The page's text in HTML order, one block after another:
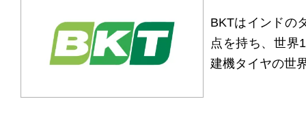
BKTはインドの
点を持ち、世界
建機タイヤの世